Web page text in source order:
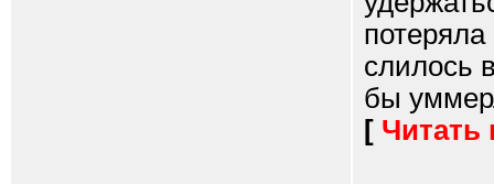
слилось
бы
[ Читать